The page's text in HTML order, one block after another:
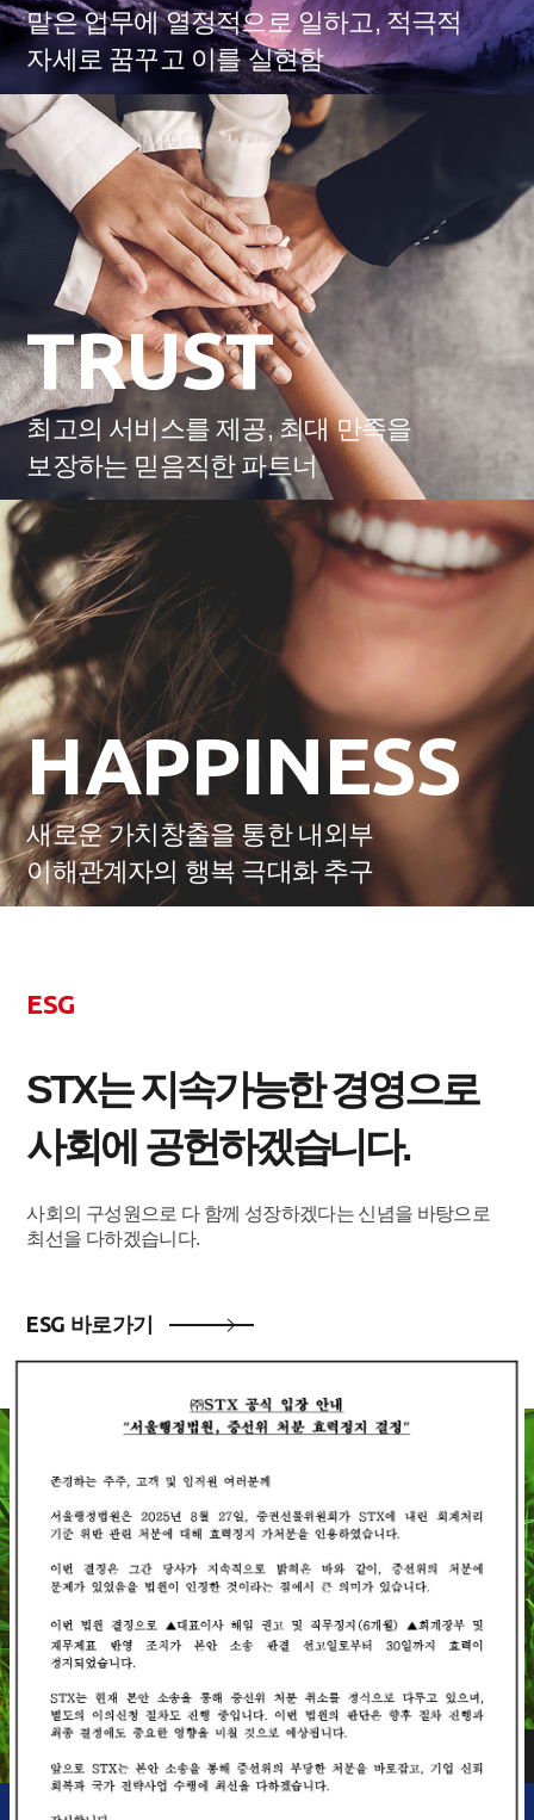
맡은 업무에 열정적으로 일하고, 적극적
자세로 꿈꾸고 이를 실현함
TRUST
최고의 서비스를 제공, 최대 만족을
보장하는 믿음직한 파트너
HAPPINESS
새로운 가치창출을 통한 내외부
이해관계자의 행복 극대화 추구
ESG
STX는 지속가능한 경영으로
사회에 공헌하겠습니다.
사회의 구성원으로 다 함께 성장하겠다는 신념을 바탕으로
최선을 다하겠습니다.
ESG 바로가기